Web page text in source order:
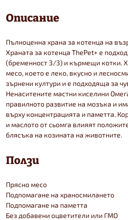
Описание
Пълноценна храна за котенца на
Храната за котенца ThePet+ е
(бременност 3/3) и кърмещи котки.
месо, което е леко, вкусно и
зърнени култури и е подходяща за
Ненаситените мастни киселини
правилното развитие на мозъка и
върху концентрацията и паметта.
и маслото от сьомга влияят
блясъка на козината на животните.
Ползи
Прясно месо
Подпомагане на храносмилането
Подпомагане на паметта
Без добавени оцветители или ГМО